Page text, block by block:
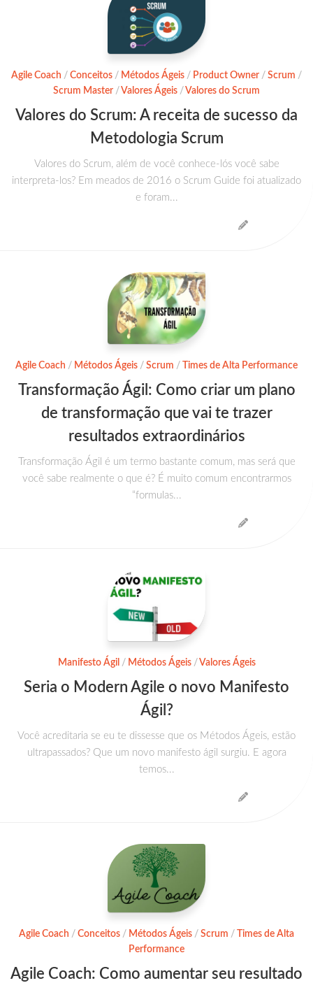
Agile Coach / Conceitos / Métodos Ágeis / Product Owner / Scrum /
Scrum Master / Valores Ágeis / Valores do Scrum
Valores do Scrum: A receita de sucesso da
Metodologia Scrum
Valores do Scrum, além de você conhece-lós você sabe
interpreta-los? Em meados de 2016 o Scrum Guide foi atualizado
e foram...
Agile Coach / Métodos Ágeis / Scrum / Times de Alta Performance
Transformação Ágil: Como criar um plano
de transformação que vai te trazer
resultados extraordinários
Transformação Ágil é um termo bastante comum, mas será que
você sabe realmente o que é? É muito comum encontrarmos
“formulas...
Manifesto Ágil / Métodos Ágeis/ Valores Ágeis
Seria o Modern Agile o novo Manifesto
Ágil?
Você acreditaria se eu te dissesse que os Métodos Ágeis, estão
ultrapassados? Que um novo manifesto ágil surgiu. E agora
temos...
Agile Coach / Conceitos / Métodos Ágeis / Scrum /
Times de Alta
Performance
Agile Coach: Como aumentar seu resultado